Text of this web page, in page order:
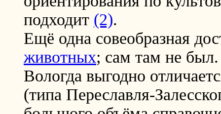
подходит (2).
Ещё одна совеобразная
животных; сам там не был.
Вологда выгодно
(типа Переславля-